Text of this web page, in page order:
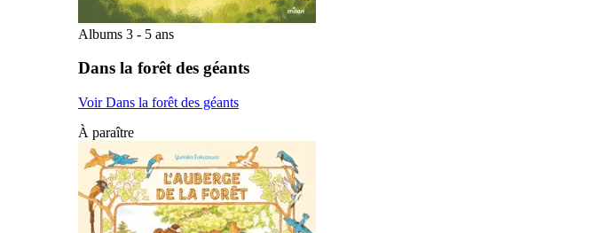
Albums 3 - 5 ans
Dans la forêt des géants
Voir Dans la forêt des géants
À paraître